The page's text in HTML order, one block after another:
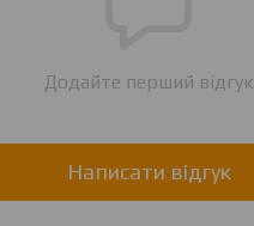
Додайте перший відгук
Написати відгук